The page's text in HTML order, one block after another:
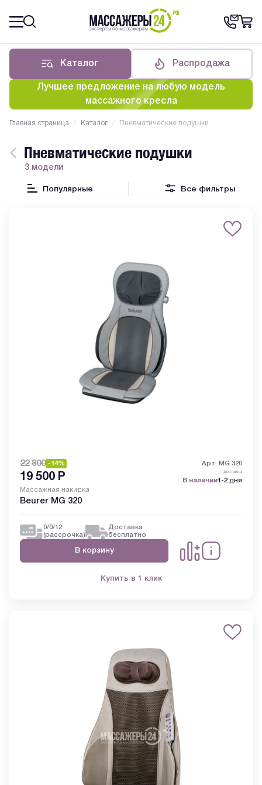
Каталог Распродажа
Лучшее предложение на любую модель
массажного кресла
Главная страница / Каталог / Пневматические подушки
Пневматические подушки
3 модели
Популярные Все фильтры
22 800 -14% Арт: MG 320
19 500 Р доставка
В наличии1-2 дня
Массажная накидка
Beurer MG 320
0/0/12
(рассрочка)
Доставка
бесплатно
В корзину
Купить в 1 клик